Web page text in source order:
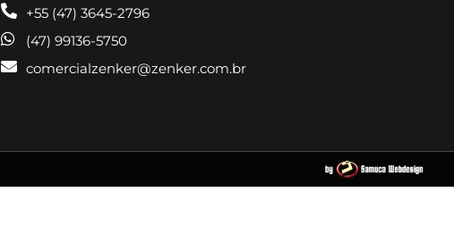
+55 (47) 3645-2796
(47) 99136-5750
comercialzenker@zenker.com.br